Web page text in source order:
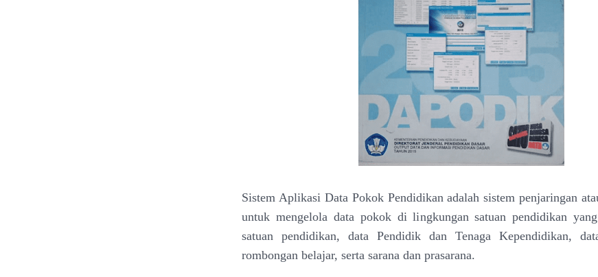
Sistem Aplikasi Data Pokok Pendidikan adalah sistem penjaringan
untuk mengelola data pokok di lingkungan satuan pendidikan
satuan pendidikan, data Pendidik dan Tenaga Kependidikan,
rombongan belajar, serta sarana dan prasarana.